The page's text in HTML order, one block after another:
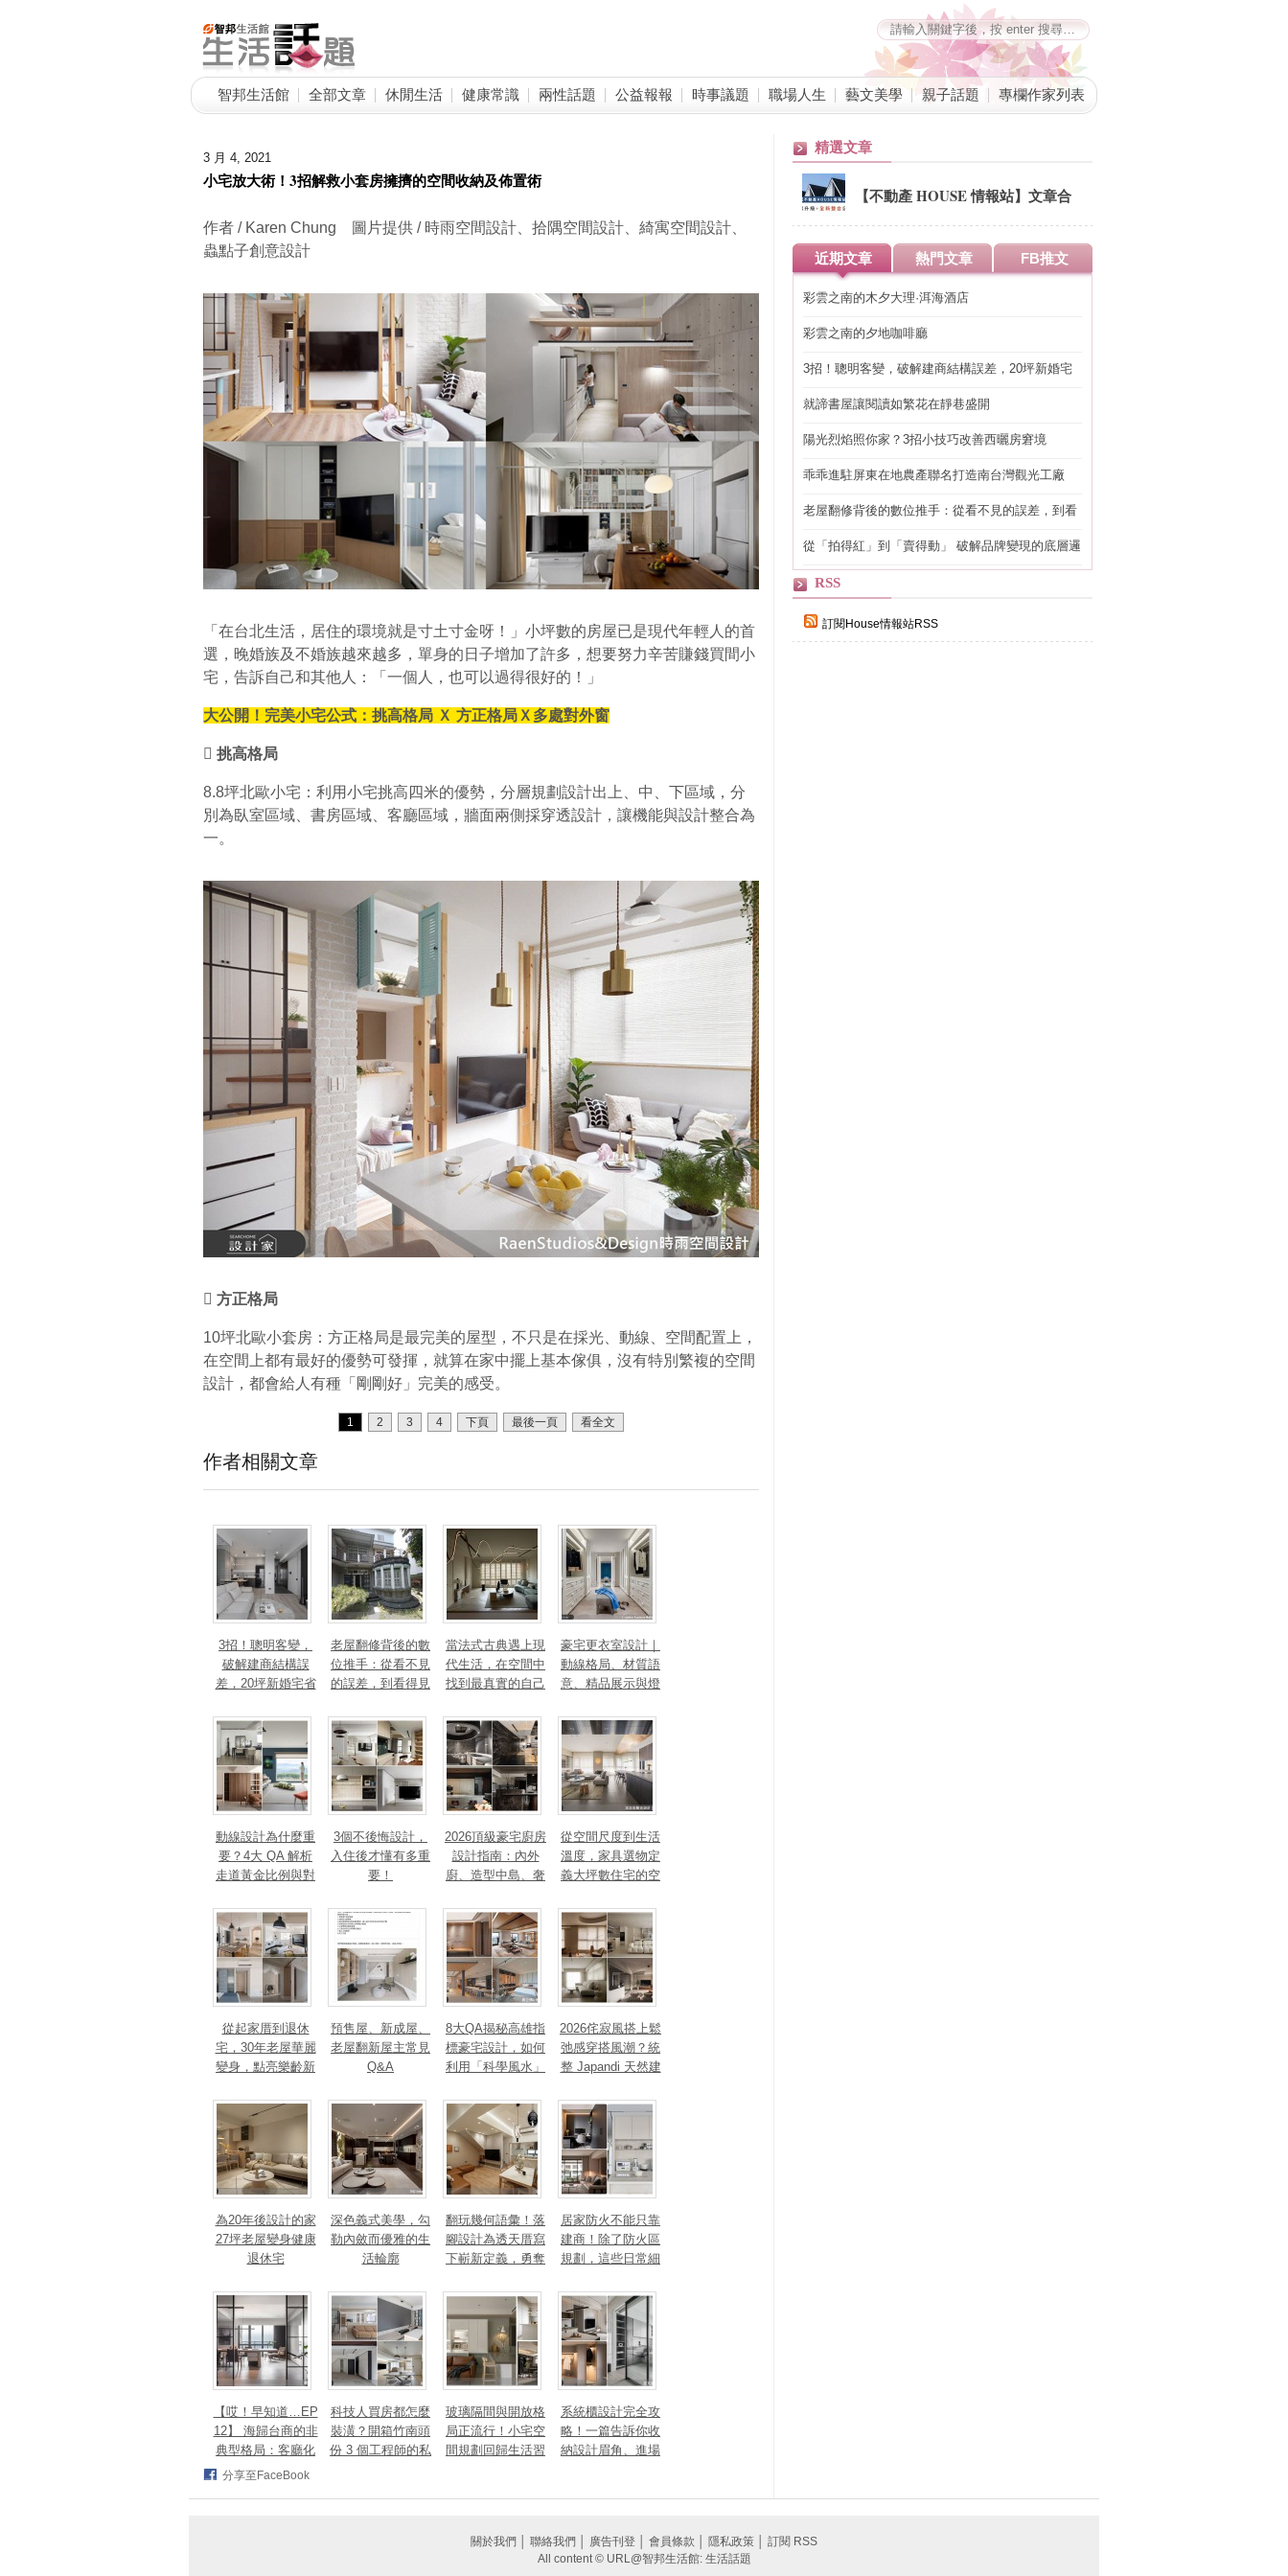
智邦生活館 全部文章 休閒生活 健康常識 兩性話題 公益報報 時事議題 職場人生 藝文美學 親子話題 專欄作家列表
3 月 4, 2021
小宅放大術！3招解救小套房擁擠的空間收納及佈置術
作者 / Karen Chung 圖片提供 / 時雨空間設計、拾隅空間設計、綺寓空間設計、
蟲點子創意設計
「在台北生活，居住的環境就是寸土寸金呀！」小坪數的房屋已是現代年輕人的首
選，晚婚族及不婚族越來越多，單身的日子增加了許多，想要努力辛苦賺錢買間小
宅，告訴自己和其他人：「一個人，也可以過得很好的！」
大公開！完美小宅公式：挑高格局 Ｘ 方正格局Ｘ多處對外窗
 挑高格局
8.8坪北歐小宅：利用小宅挑高四米的優勢，分層規劃設計出上、中、下區域，分
別為臥室區域、書房區域、客廳區域，牆面兩側採穿透設計，讓機能與設計整合為
一。
 方正格局
10坪北歐小套房：方正格局是最完美的屋型，不只是在採光、動線、空間配置上，
在空間上都有最好的優勢可發揮，就算在家中擺上基本傢俱，沒有特別繁複的空間
設計，都會給人有種「剛剛好」完美的感受。
1 2 3 4 下頁 最後一頁 看全文
作者相關文章
3招！聰明客變，
破解建商結構誤
差，20坪新婚宅省
錢
老屋翻修背後的數
位推手：從看不見
的誤差，到看得見
當法式古典遇上現
代生活，在空間中
找到最真實的自己
豪宅更衣室設計｜
動線格局、材質語
意、精品展示與燈
打造高訂生活儀式
動線設計為什麼重
要？4大 QA 解析
走道黃金比例與對
3個不後悔設計，
入住後才懂有多重
要！
2026頂級豪宅廚房
設計指南：內外
廚、造型中島、奢
讓廚房從空間配角
變主角！
從空間尺度到生活
溫度，家具選物定
義大坪數住宅的空
從起家厝到退休
宅，30年老屋華麗
變身，點亮樂齡新
法、英指標設計大
獎！
預售屋、新成屋、
老屋翻新屋主常見
Q&A
8大QA揭秘高雄指
標豪宅設計，如何
利用「科學風水」
量磁場？
2026侘寂風搭上鬆
弛感穿搭風潮？統
整 Japandi 天然建
有風靡全球的軟裝
家具推薦
為20年後設計的家
27坪老屋變身健康
退休宅
深色義式美學，勾
勒內斂而優雅的生
活輪廓
翻玩幾何語彙！落
腳設計為透天厝寫
下嶄新定義，勇奪
TAN 國際大獎
居家防火不能只靠
建商！除了防火區
規劃，這些日常細
【哎！早知道…EP
12】 海歸台商的非
典型格局：客廳化
身面海創作空間，
科技人買房都怎麼
裝潢？開箱竹南頭
份 3 個工程師的私
玻璃隔間與開放格
局正流行！小宅空
間規劃回歸生活習
系統櫃設計完全攻
略！一篇告訴你收
納設計眉角、進場
分享至FaceBook
精選文章
【不動產 HOUSE 情報站】文章合
併公告
近期文章 熱門文章 FB推文
彩雲之南的木夕大理·洱海酒店
彩雲之南的夕地咖啡廳
3招！聰明客變，破解建商結構誤差，20坪新婚宅
就諦書屋讓閱讀如繁花在靜巷盛開
陽光烈焰照你家？3招小技巧改善西曬房窘境
乖乖進駐屏東在地農產聯名打造南台灣觀光工廠
老屋翻修背後的數位推手：從看不見的誤差，到看
從「拍得紅」到「賣得動」 破解品牌變現的底層邏
RSS
訂閱House情報站RSS
關於我們 聯絡我們 廣告刊登 會員條款 隱私政策
訂閱 RSS
All content © URL@智邦生活館: 生活話題